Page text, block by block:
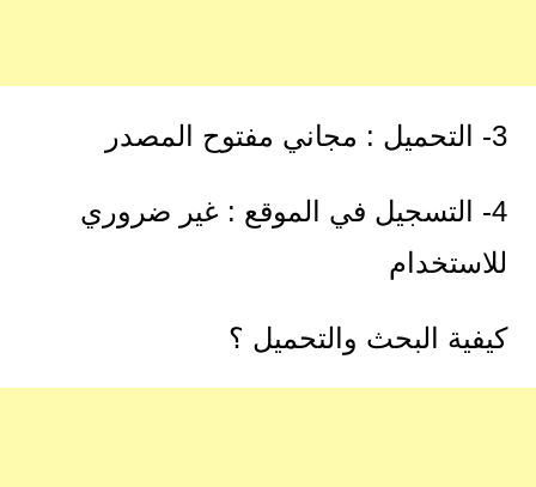
3- التحميل : مجاني مفتوح المصدر
4- التسجيل في الموقع : غير ضروري
للاستخدام
كيفية البحث والتحميل ؟